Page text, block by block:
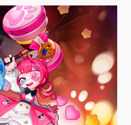
Choozle!
별무리